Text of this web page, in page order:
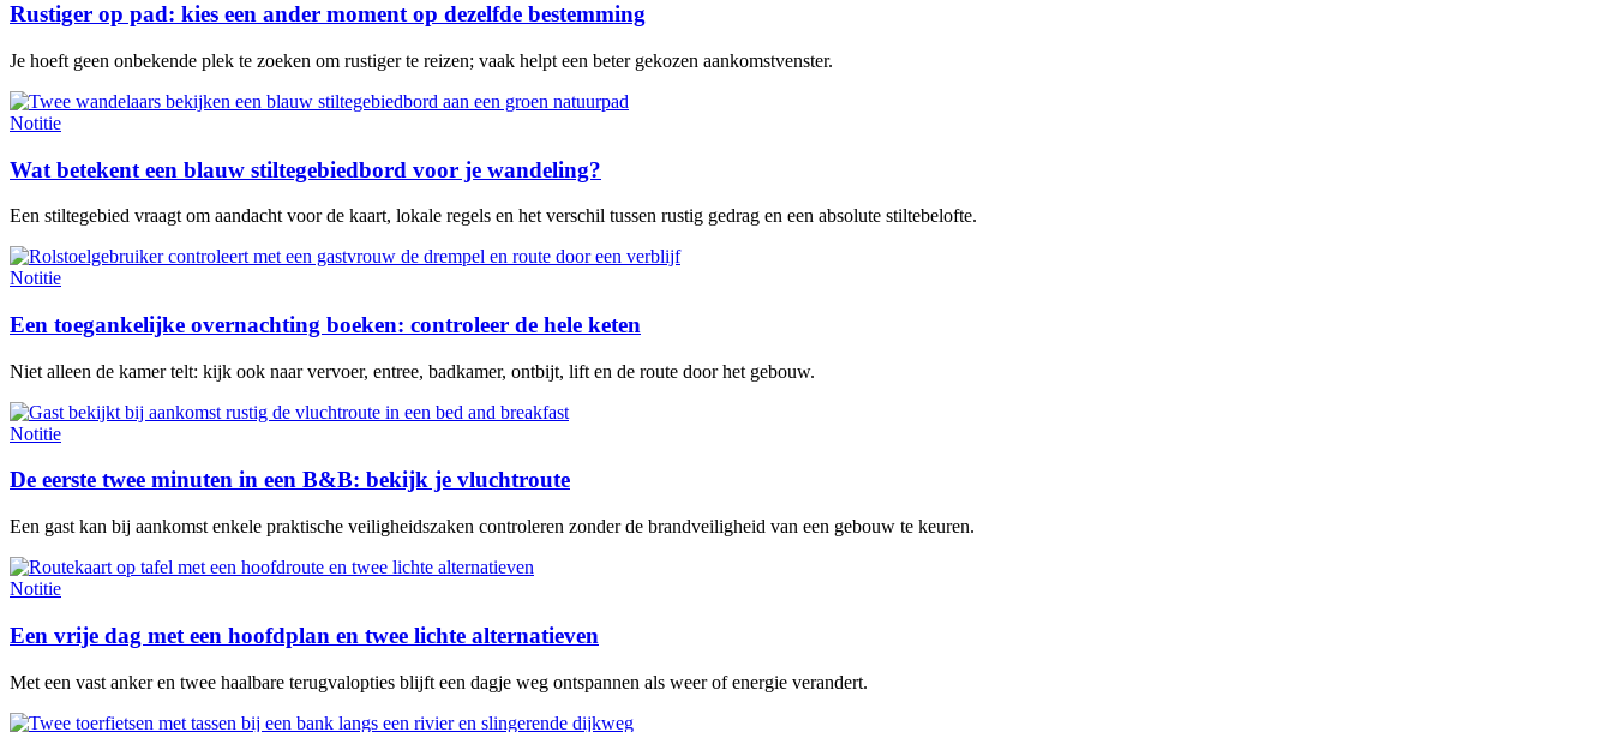
Rustiger op pad: kies een ander moment op dezelfde bestemming
Je hoeft geen onbekende plek te zoeken om rustiger te reizen; vaak helpt een beter gekozen aankomstvenster.
Notitie
Wat betekent een blauw stiltegebiedbord voor je wandeling?
Een stiltegebied vraagt om aandacht voor de kaart, lokale regels en het verschil tussen rustig gedrag en een absolute stiltebelofte.
Notitie
Een toegankelijke overnachting boeken: controleer de hele keten
Niet alleen de kamer telt: kijk ook naar vervoer, entree, badkamer, ontbijt, lift en de route door het gebouw.
Notitie
De eerste twee minuten in een B&B: bekijk je vluchtroute
Een gast kan bij aankomst enkele praktische veiligheidszaken controleren zonder de brandveiligheid van een gebouw te keuren.
Notitie
Een vrije dag met een hoofdplan en twee lichte alternatieven
Met een vast anker en twee haalbare terugvalopties blijft een dagje weg ontspannen als weer of energie verandert.